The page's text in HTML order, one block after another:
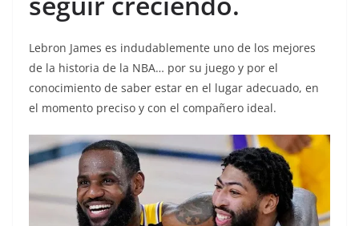
Lebron James es indudablemente uno de los mejores
de la historia de la NBA… por su juego y por el
conocimiento de saber estar en el lugar adecuado, en
el momento preciso y con el compañero ideal.